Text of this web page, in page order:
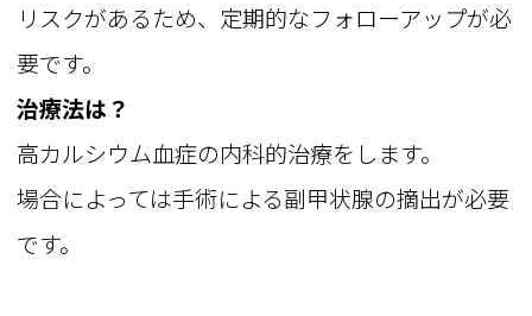
リスクがあるため、定期的なフォローアップが必
要です。
治療法は？
高カルシウム血症の内科的治療をします。
場合によっては手術による副甲状腺の摘出が必要
です。